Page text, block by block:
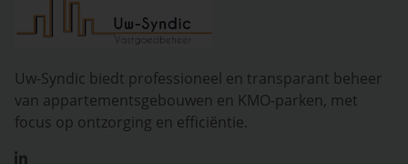
Uw-Syndic biedt professioneel en transparant beheer
van appartementsgebouwen en KMO-parken, met
focus op ontzorging en efficiëntie.